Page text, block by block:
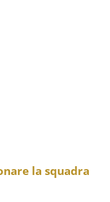
la squadra